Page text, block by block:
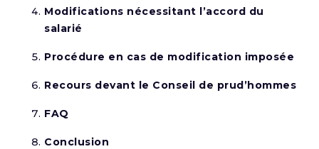
Modifications nécessitant l’accord du
salarié
Procédure en cas de modification imposée
Recours devant le Conseil de prud’hommes
FAQ
Conclusion